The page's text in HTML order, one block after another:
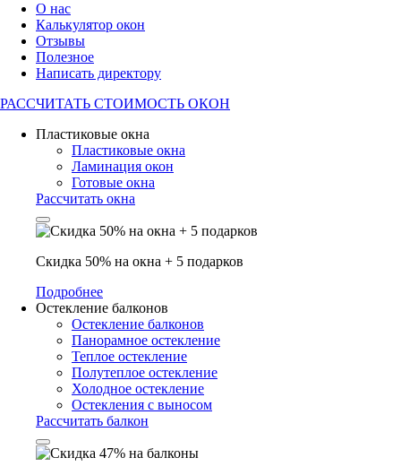
О нас
Калькулятор окон
Отзывы
Полезное
Написать директору
РАССЧИТАТЬ СТОИМОСТЬ ОКОН
Пластиковые окна
Пластиковые окна
Ламинация окон
Готовые окна
Рассчитать окна
Скидка 50% на окна + 5 подарков
Подробнее
Остекление балконов
Остекление балконов
Панорамное остекление
Теплое остекление
Полутеплое остекление
Холодное остекление
Остекления с выносом
Рассчитать балкон